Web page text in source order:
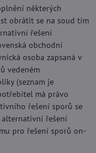
některých
obrátit se na soud tím
řešení
obchodní
osoba zapsaná v
vedeném
(seznam je
má právo
řešení sporů se
řešení
pro řešení sporů on-